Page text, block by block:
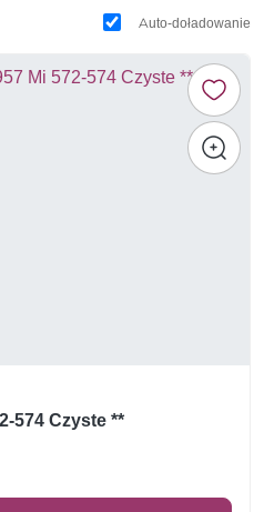
Auto-doładowanie
574 Czyste **